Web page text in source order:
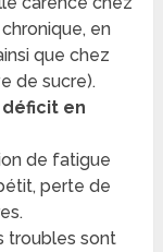
en
que chez
de sucre).
en
de fatigue
perte de
troubles sont